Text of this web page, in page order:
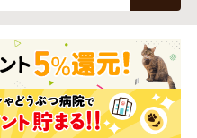
猫
アクア・爬虫類・昆虫